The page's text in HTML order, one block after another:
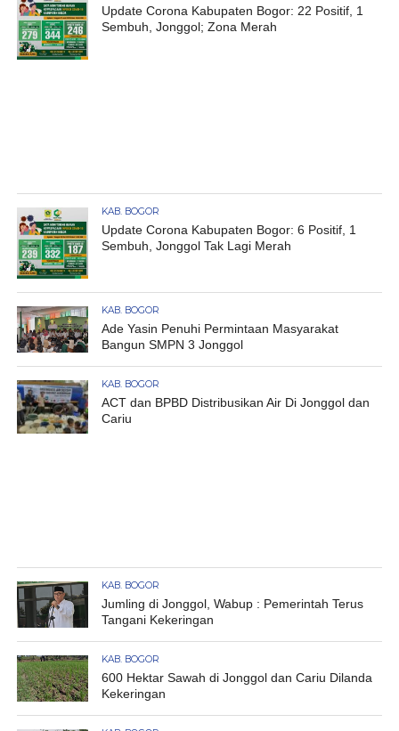
Update Corona Kabupaten Bogor: 22 Positif, 1
Sembuh, Jonggol; Zona Merah
KAB. BOGOR
Update Corona Kabupaten Bogor: 6 Positif, 1
Sembuh, Jonggol Tak Lagi Merah
KAB. BOGOR
Ade Yasin Penuhi Permintaan Masyarakat
Bangun SMPN 3 Jonggol
KAB. BOGOR
ACT dan BPBD Distribusikan Air Di Jonggol dan
Cariu
KAB. BOGOR
Jumling di Jonggol, Wabup : Pemerintah Terus
Tangani Kekeringan
KAB. BOGOR
600 Hektar Sawah di Jonggol dan Cariu Dilanda
Kekeringan